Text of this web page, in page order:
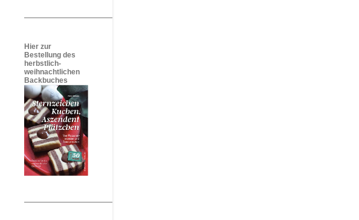
Hier zur
Bestellung des
herbstlich-
weihnachtlichen
Backbuches